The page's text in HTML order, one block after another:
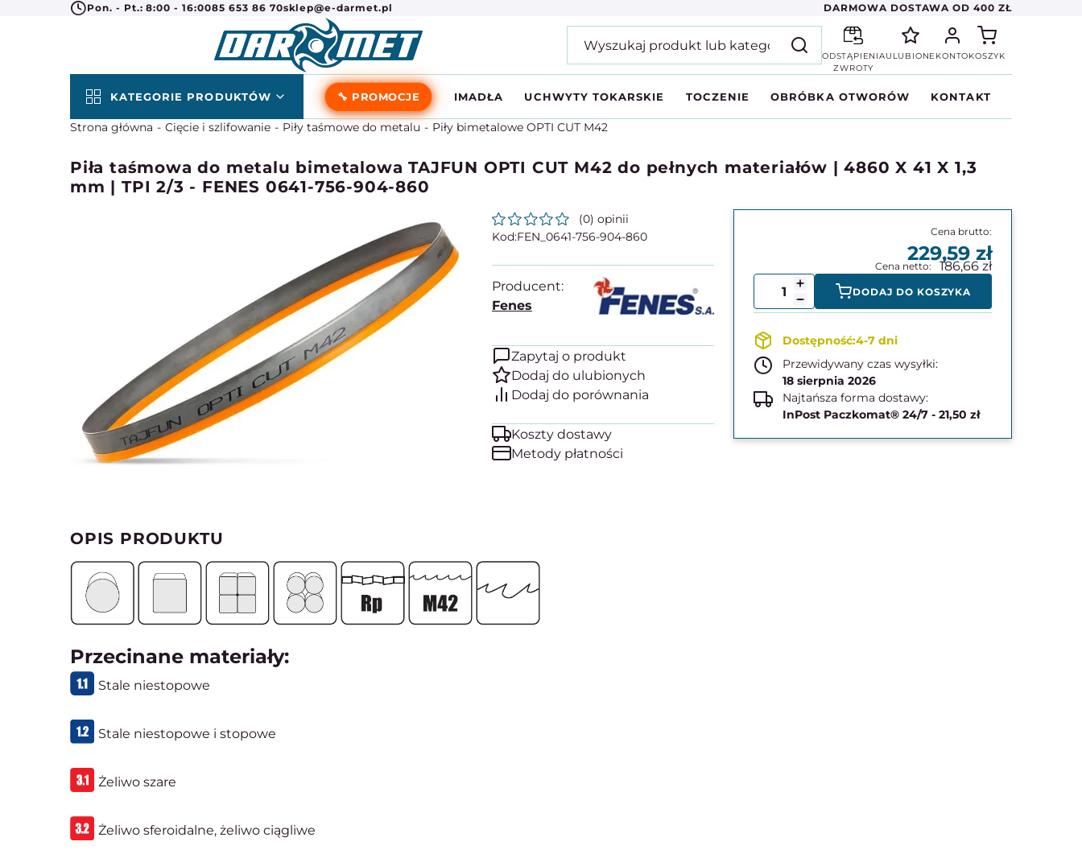
Pon. - Pt.: 8:00 - 16:0085 653 86 70sklep@e-darmet.pl DARMOWA DOSTAWA OD 400 ZŁ
ODSTĄPIENIA
ZWROTY
ULUBIONE KONTOKOSZYK
KATEGORIE PRODUKTÓW 🔧 PROMOCJE IMADŁA UCHWYTY TOKARSKIE TOCZENIE OBRÓBKA OTWORÓW KONTAKT
Strona główna Cięcie i szlifowanie Piły taśmowe do metalu Piły bimetalowe OPTI CUT M42
Piła taśmowa do metalu bimetalowa TAJFUN OPTI CUT M42 do pełnych materiałów | 4860 X 41 X 1,3
mm | TPI 2/3 - FENES 0641-756-904-860
(0) opinii
FEN_0641-756-904-860
Producent:
Fenes
Zapytaj o produkt
Koszty dostawy
Metody płatności
229,59
186,66
DODAJ DO KOSZYKA
4-7 dni
Przewidywany czas wysyłki:
18 sierpnia 2026
Najtańsza forma dostawy:
InPost Paczkomat® 24/7 - 21,50 zł
OPIS PRODUKTU
Przecinane materiały:
Stale niestopowe
Stale niestopowe i stopowe
Żeliwo szare
Żeliwo sferoidalne, żeliwo ciągliwe